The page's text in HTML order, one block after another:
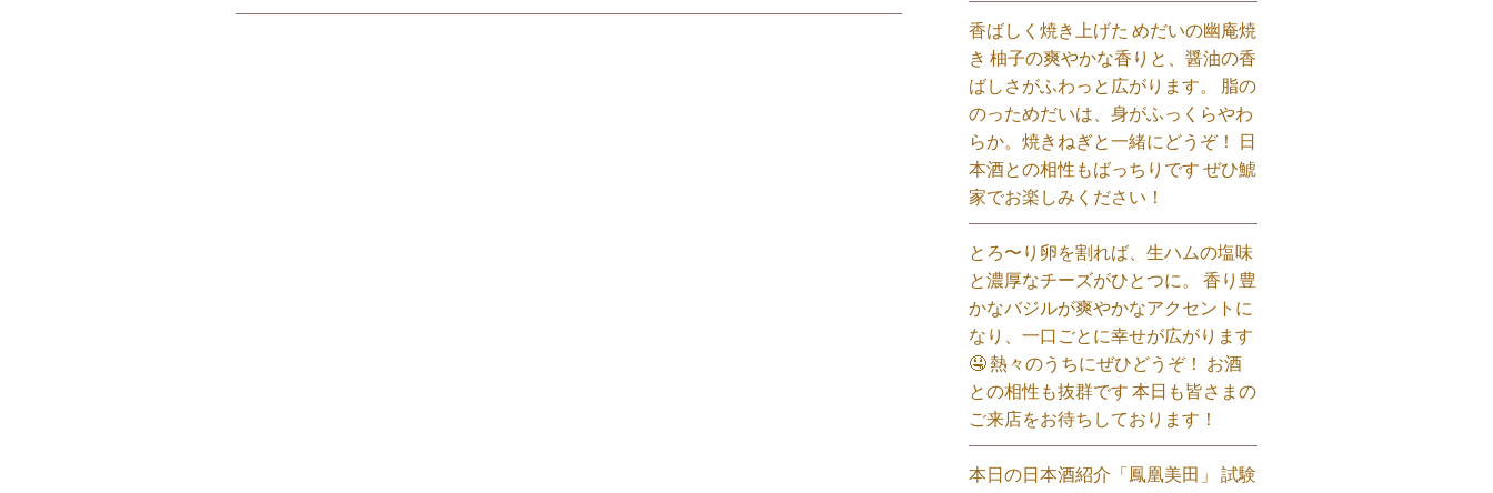
香ばしく焼き上げた めだいの幽庵焼
き 柚子の爽やかな香りと、醤油の香
ばしさがふわっと広がります。 脂の
のっためだいは、身がふっくらやわ
らか。焼きねぎと一緒にどうぞ！ 日
本酒との相性もばっちりです ぜひ鯱
家でお楽しみください！⁡
とろ〜り卵を割れば、生ハムの塩味
と濃厚なチーズがひとつに。 香り豊
かなバジルが爽やかなアクセントに
なり、一口ごとに幸せが広がります
🤤 熱々のうちにぜひどうぞ！ お酒
との相性も抜群です 本日も皆さまの
ご来店をお待ちしております！⁡
本日の日本酒紹介「鳳凰美田」 試験